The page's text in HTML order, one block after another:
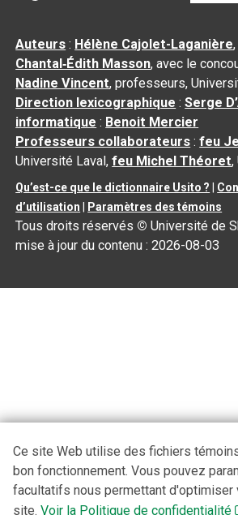
Auteurs : Hélène Cajolet-Laganière,
Chantal‑Édith Masson, avec le
Nadine Vincent, professeurs,
Direction lexicographique :Serge
informatique : Benoit Mercier
Professeurs collaborateurs :feu
Université Laval,feu Michel Théoret,
Qu’est-ce que le dictionnaire Usito ? |
d’utilisation | Paramètres des témoins
Tous droits réservés © Université de
mise à jour du contenu :2026-08-03
Ce site Web utilise des fichiers
bon fonctionnement. Vous pouvez
facultatifs nous permettant d'optimiser
site. Voir la Politique de confidentialité